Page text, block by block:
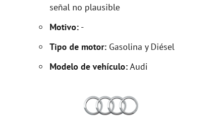
señal no plausible
Motivo: -
Tipo de motor: Gasolina y Diésel
Modelo de vehículo:Audi